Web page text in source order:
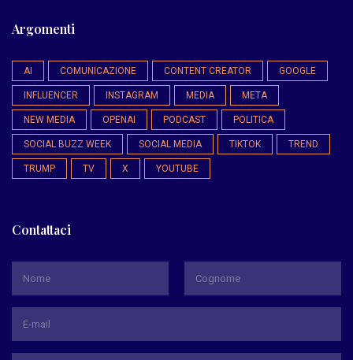
Argomenti
AI COMUNICAZIONE CONTENT CREATOR GOOGLE
INFLUENCER INSTAGRAM MEDIA META
NEW MEDIA OPENAI PODCAST POLITICA
SOCIAL BUZZ WEEK SOCIAL MEDIA TIKTOK TREND
TRUMP TV X YOUTUBE
Contattaci